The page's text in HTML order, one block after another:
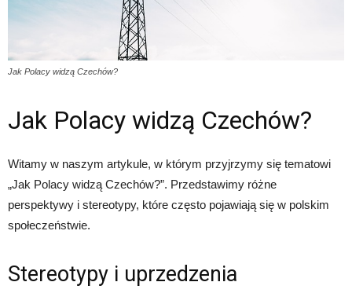
Jak Polacy widzą Czechów?
Jak Polacy widzą Czechów?
Witamy w naszym artykule, w którym przyjrzymy się tematowi
„Jak Polacy widzą Czechów?”. Przedstawimy różne
perspektywy i stereotypy, które często pojawiają się w polskim
społeczeństwie.
Stereotypy i uprzedzenia